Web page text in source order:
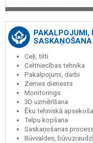
PAKALPOJUMI,
SASKAŅOŠANA
Ceļi, tilti
Celtniecības tehnika
Pakalpojumi, darbi
Zemes dienests
Monitorings
3D uzmērīšana
Ēku tehniskā
Telpu kopšana
Saskaņošanas
Būvvaldes,